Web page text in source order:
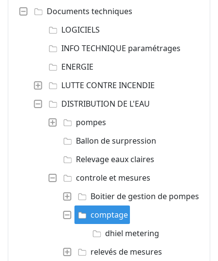
Documents techniques
LOGICIELS
INFO TECHNIQUE paramétrages
ENERGIE
LUTTE CONTRE INCENDIE
DISTRIBUTION DE L'EAU
pompes
Ballon de surpression
Relevage eaux claires
controle et mesures
Boitier de gestion de pompes
comptage
dhiel metering
relevés de mesures